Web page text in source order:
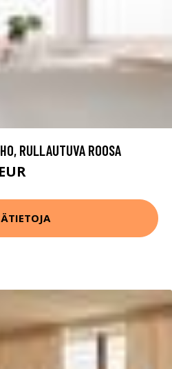
RULLAUTUVA ROOSA